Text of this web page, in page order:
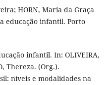
HORN, Maria da Graça
educação infantil. Porto
infantil. In: OLIVEIRA,
Thereza. (Org.).
níveis e modalidades na